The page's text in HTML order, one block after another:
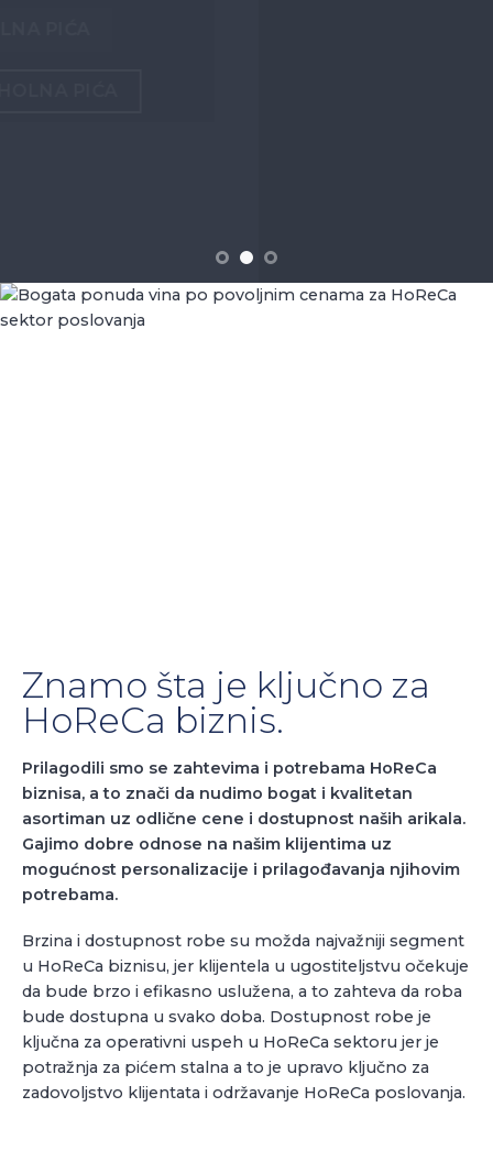
Znamo šta je ključno za
HoReCa biznis.
Prilagodili smo se zahtevima i potrebama HoReCa
biznisa, a to znači da nudimo bogat i kvalitetan
asortiman uz odlične cene i dostupnost naših arikala.
Gajimo dobre odnose na našim klijentima uz
mogućnost personalizacije i prilagođavanja njihovim
potrebama.
Brzina i dostupnost robe su možda najvažniji segment
u HoReCa biznisu, jer klijentela u ugostiteljstvu očekuje
da bude brzo i efikasno uslužena, a to zahteva da roba
bude dostupna u svako doba. Dostupnost robe je
ključna za operativni uspeh u HoReCa sektoru jer je
potražnja za pićem stalna a to je upravo ključno za
zadovoljstvo klijentata i održavanje HoReCa poslovanja.